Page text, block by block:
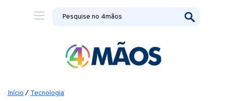
Início / Tecnologia